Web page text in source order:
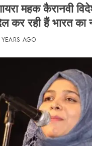
महक कैरानवी
कर रही हैं भारत का
AGO